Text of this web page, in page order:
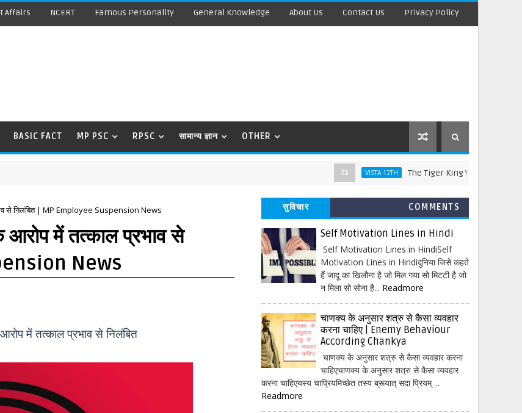
Affairs NCERT Famous Personality General Knowledge About Us Contact Us Privacy Policy
BASIC FACT MP PSC RPSC सामान्य ज्ञान OTHER
VISTA 12TH The Tiger King Words Meaning and
से निलंबित | MP Employee Suspension News
आरोप में तत्काल प्रभाव से
News
में तत्काल प्रभाव से निलंबित
सुविचार COMMENTS
Self Motivation Lines in Hindi
Self Motivation Lines in HindiSelf
Motivation Lines in Hindiदुनिया जिसे कहते
हैं जादू का खिलौना है जो मिल गया सो मिटटी है जो
न मिला सो सोना है... Readmore
चाणक्य के अनुसार शत्रु से कैसा व्यवहार
करना चाहिए | Enemy Behaviour
According Chankya
चाणक्य के अनुसार शत्रु से कैसा व्यवहार करना
चाहिएचाणक्य के अनुसार शत्रु से कैसा व्यवहार
करना चाहिएयस्य चाप्रियमिच्छेत तस्य ब्रूयात् सदा प्रियम् ...
Readmore